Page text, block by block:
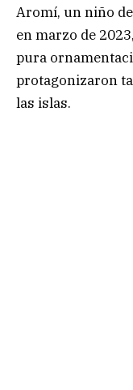
Aromí, un niño
en marzo de
pura
protagonizaron
las islas.